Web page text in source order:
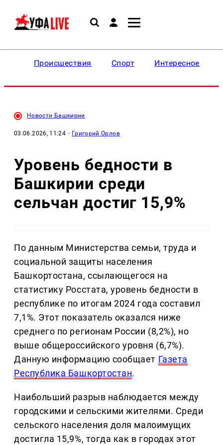
Происшествия Спорт Интересное
Новости Башкирии
03.06.2026, 11:24 · Григорий Орлов
Уровень бедности в
Башкирии среди
сельчан достиг 15,9%
По данным Министерства семьи, труда и
социальной защиты населения
Башкортостана, ссылающегося на
статистику Росстата, уровень бедности в
республике по итогам 2024 года составил
7,1%. Этот показатель оказался ниже
среднего по регионам России (8,2%), но
выше общероссийского уровня (6,7%).
Данную информацию сообщает Газета
Республика Башкортостан.
Наибольший разрыв наблюдается между
городскими и сельскими жителями. Среди
сельского населения доля малоимущих
достигла 15,9%, тогда как в городах этот